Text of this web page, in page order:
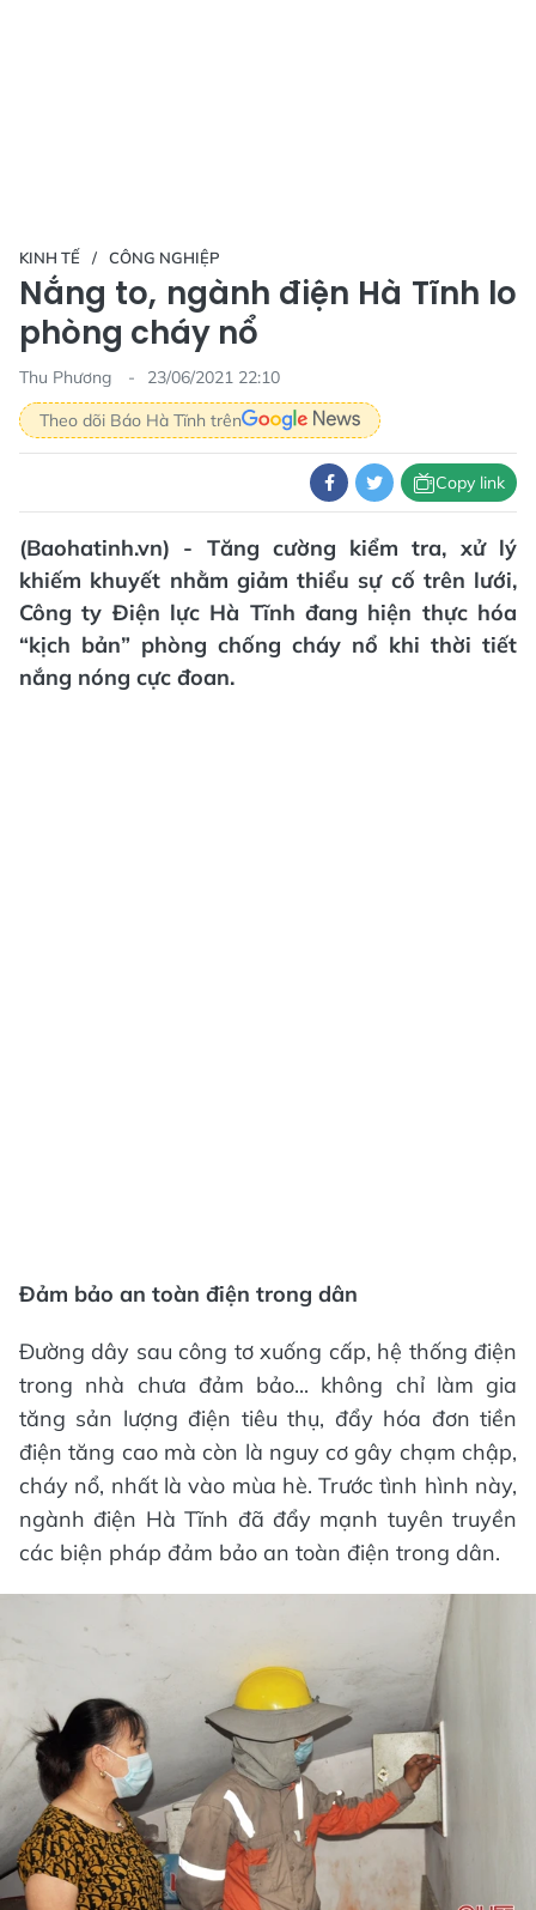
KINH TẾ CÔNG NGHIỆP
Nắng to, ngành điện Hà Tĩnh lo
phòng cháy nổ
Thu Phương
23/06/2021 22:10
Theo dõi Báo Hà Tĩnh trên
Copy link
(Baohatinh.vn) - Tăng cường kiểm tra, xử lý
khiếm khuyết nhằm giảm thiểu sự cố trên lưới,
Công ty Điện lực Hà Tĩnh đang hiện thực hóa
“kịch bản” phòng chống cháy nổ khi thời tiết
nắng nóng cực đoan.
Đảm bảo an toàn điện trong dân
Đường dây sau công tơ xuống cấp, hệ thống điện
trong nhà chưa đảm bảo... không chỉ làm gia
tăng sản lượng điện tiêu thụ, đẩy hóa đơn tiền
điện tăng cao mà còn là nguy cơ gây chạm chập,
cháy nổ, nhất là vào mùa hè. Trước tình hình này,
ngành điện Hà Tĩnh đã đẩy mạnh tuyên truyền
các biện pháp đảm bảo an toàn điện trong dân.